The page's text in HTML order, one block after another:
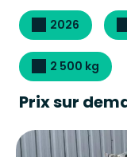
2026
2 500 kg
Prix sur